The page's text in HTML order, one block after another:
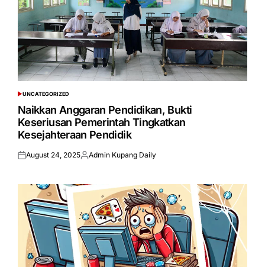
POSTED
IN
UNCATEGORIZED
Naikkan Anggaran Pendidikan, Bukti
Keseriusan Pemerintah Tingkatkan
Kesejahteraan Pendidik
Posted
August 24, 2025Posted
Admin Kupang Daily